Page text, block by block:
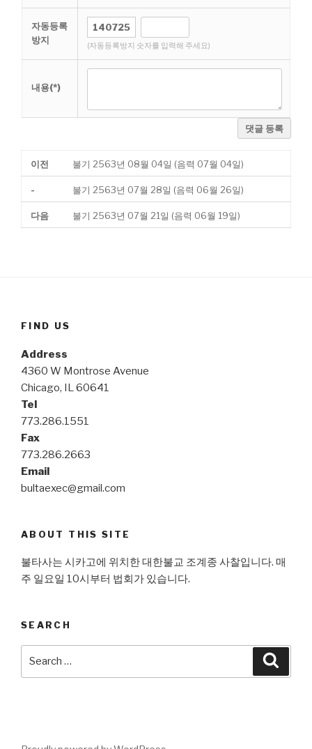
자동등록
방지
(자동등록방지 숫자를 입력해 주세요)
내용(*)
댓글 등록
이전 불기 2563년 08월 04일 (음력 07월 04일)
- 불기 2563년 07월 28일 (음력 06월 26일)
다음 불기 2563년 07월 21일 (음력 06월 19일)
FIND US
Address
4360 W Montrose Avenue
Chicago, IL 60641
Tel
773.286.1551
Fax
773.286.2663
Email
bultaexec@gmail.com
ABOUT THIS SITE
불타사는 시카고에 위치한 대한불교 조계종 사찰입니다. 매
주 일요일 10시부터 법회가 있습니다.
SEARCH